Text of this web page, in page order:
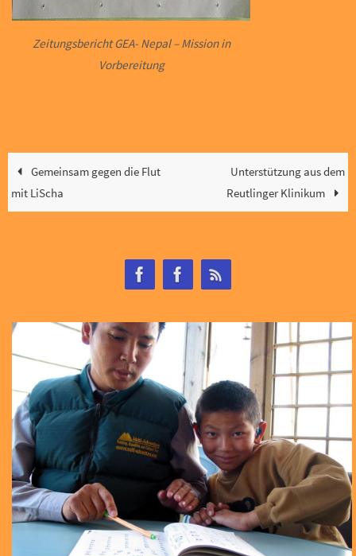
Zeitungsbericht GEA- Nepal – Mission in
Vorbereitung
Gemeinsam gegen die Flut
mit LiScha
Unterstützung aus dem
Reutlinger Klinikum